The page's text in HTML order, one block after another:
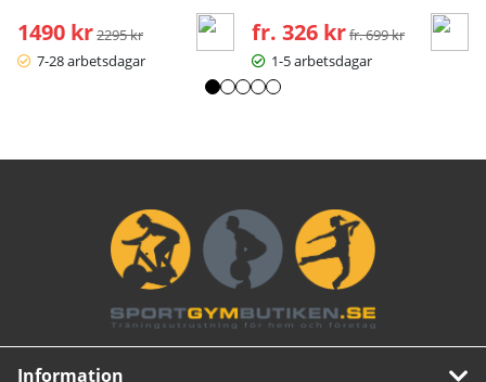
1490 kr Ordinarie pris:
2295 kr
7-28 arbetsdagar
fr. 326 kr Ordinarie pris:
fr. 699 kr
1-5 arbetsdagar
Information